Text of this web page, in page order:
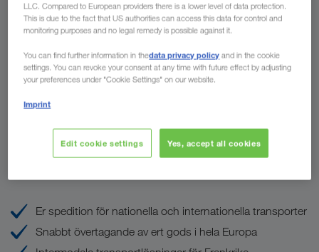
Till
Er spedition för nationella och internationella transporter
Snabbt övertagande av ert gods i hela Europa
LLC. Compared to European providers there is a lower level of data protection.
This is due to the fact that US authorities can access this data for control and
monitoring purposes and no legal remedy is possible against it.
You can find further information in thedata privacy policy and in the cookie
settings. You can revoke your consent at any time with future effect by adjusting
your preferences under "Cookie Settings" on our website.
Imprint
Edit cookie settings Yes, accept all cookies